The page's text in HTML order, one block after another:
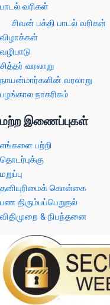
பாடல் வரிகள்
சிவன் பக்தி பாடல் வரிகள்
விழாக்கள்
வழிபாடு
சித்தர் வரலாறு
நாயன்மார்களின் வரலாறு
பழங்கால நாகரிகம்
மற்ற இணைப்புகள்
எங்களை பற்றி
தொடர்புக்கு
மறுப்பு
தனியுரிமைக் கொள்கை
பண திரும்பப்பெறுதல்
விதிமுறை & நிபந்தனை